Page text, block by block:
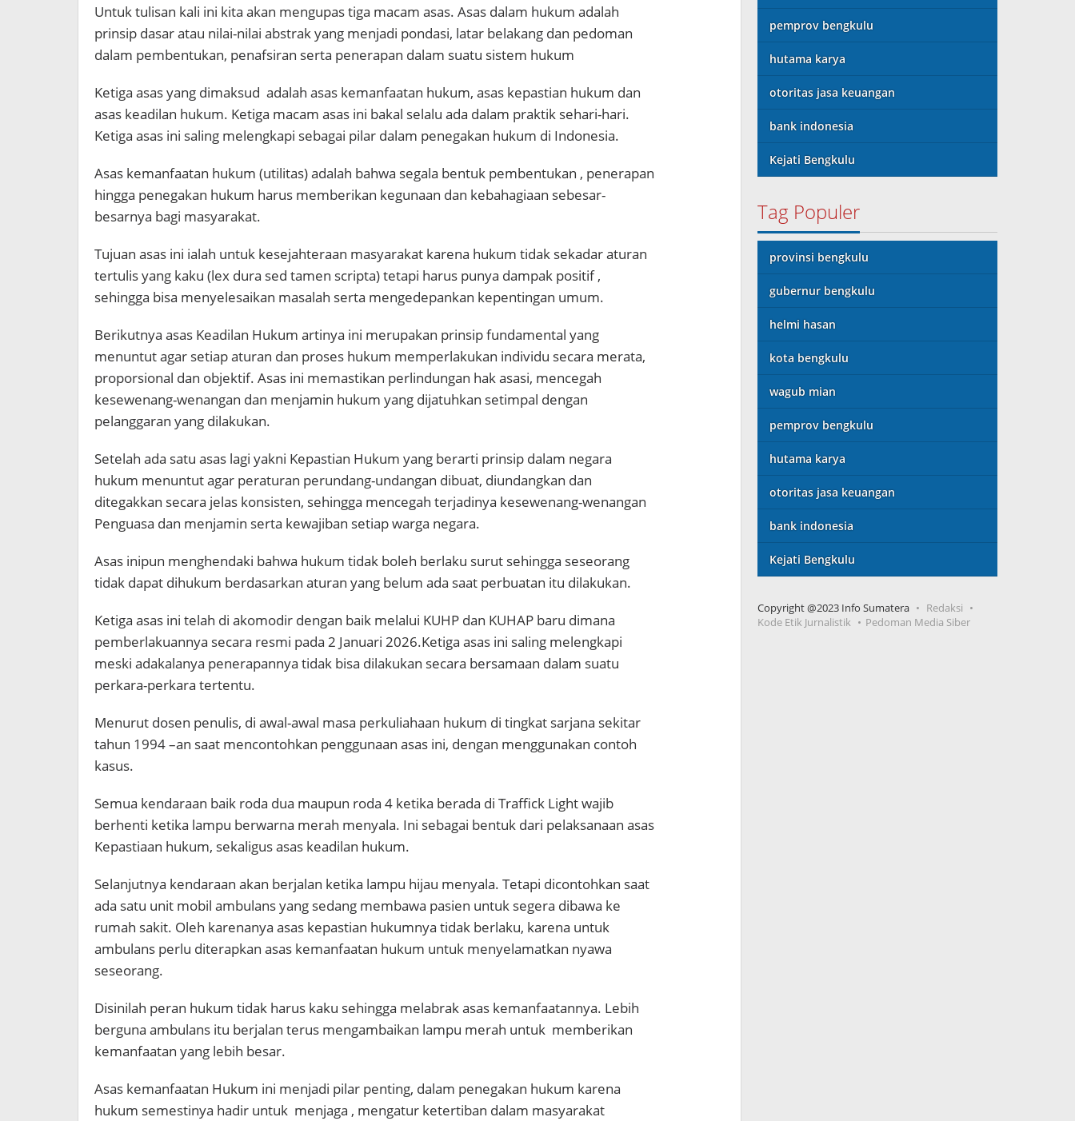
Untuk tulisan kali ini kita akan mengupas tiga macam asas. Asas dalam hukum adalah
prinsip dasar atau nilai-nilai abstrak yang menjadi pondasi, latar belakang dan pedoman
dalam pembentukan, penafsiran serta penerapan dalam suatu sistem hukum
Ketiga asas yang dimaksud adalah asas kemanfaatan hukum, asas kepastian hukum dan
asas keadilan hukum. Ketiga macam asas ini bakal selalu ada dalam praktik sehari-hari.
Ketiga asas ini saling melengkapi sebagai pilar dalam penegakan hukum di Indonesia.
Asas kemanfaatan hukum (utilitas) adalah bahwa segala bentuk pembentukan , penerapan
hingga penegakan hukum harus memberikan kegunaan dan kebahagiaan sebesar-
besarnya bagi masyarakat.
Tujuan asas ini ialah untuk kesejahteraan masyarakat karena hukum tidak sekadar aturan
tertulis yang kaku (lex dura sed tamen scripta) tetapi harus punya dampak positif ,
sehingga bisa menyelesaikan masalah serta mengedepankan kepentingan umum.
Berikutnya asas Keadilan Hukum artinya ini merupakan prinsip fundamental yang
menuntut agar setiap aturan dan proses hukum memperlakukan individu secara merata,
proporsional dan objektif. Asas ini memastikan perlindungan hak asasi, mencegah
kesewenang-wenangan dan menjamin hukum yang dijatuhkan setimpal dengan
pelanggaran yang dilakukan.
Setelah ada satu asas lagi yakni Kepastian Hukum yang berarti prinsip dalam negara
hukum menuntut agar peraturan perundang-undangan dibuat, diundangkan dan
ditegakkan secara jelas konsisten, sehingga mencegah terjadinya kesewenang-wenangan
Penguasa dan menjamin serta kewajiban setiap warga negara.
Asas inipun menghendaki bahwa hukum tidak boleh berlaku surut sehingga seseorang
tidak dapat dihukum berdasarkan aturan yang belum ada saat perbuatan itu dilakukan.
Ketiga asas ini telah di akomodir dengan baik melalui KUHP dan KUHAP baru dimana
pemberlakuannya secara resmi pada 2 Januari 2026.Ketiga asas ini saling melengkapi
meski adakalanya penerapannya tidak bisa dilakukan secara bersamaan dalam suatu
perkara-perkara tertentu.
Menurut dosen penulis, di awal-awal masa perkuliahaan hukum di tingkat sarjana sekitar
tahun 1994 –an saat mencontohkan penggunaan asas ini, dengan menggunakan contoh
kasus.
Semua kendaraan baik roda dua maupun roda 4 ketika berada di Traffick Light wajib
berhenti ketika lampu berwarna merah menyala. Ini sebagai bentuk dari pelaksanaan asas
Kepastiaan hukum, sekaligus asas keadilan hukum.
Selanjutnya kendaraan akan berjalan ketika lampu hijau menyala. Tetapi dicontohkan saat
ada satu unit mobil ambulans yang sedang membawa pasien untuk segera dibawa ke
rumah sakit. Oleh karenanya asas kepastian hukumnya tidak berlaku, karena untuk
ambulans perlu diterapkan asas kemanfaatan hukum untuk menyelamatkan nyawa
seseorang.
Disinilah peran hukum tidak harus kaku sehingga melabrak asas kemanfaatannya. Lebih
berguna ambulans itu berjalan terus mengambaikan lampu merah untuk memberikan
kemanfaatan yang lebih besar.
Asas kemanfaatan Hukum ini menjadi pilar penting, dalam penegakan hukum karena
hukum semestinya hadir untuk menjaga , mengatur ketertiban dalam masyarakat
pemprov bengkulu
hutama karya
otoritas jasa keuangan
bank indonesia
Kejati Bengkulu
Tag Populer
provinsi bengkulu
gubernur bengkulu
helmi hasan
kota bengkulu
wagub mian
pemprov bengkulu
hutama karya
otoritas jasa keuangan
bank indonesia
Kejati Bengkulu
Copyright @2023 Info Sumatera
Redaksi
Kode Etik Jurnalistik
Pedoman Media Siber